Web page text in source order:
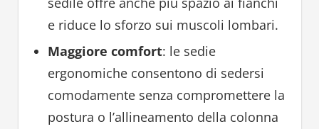
e riduce lo sforzo sui muscoli lombari.
Maggiore comfort: le sedie
ergonomiche consentono di sedersi
comodamente senza compromettere la
postura o l’allineamento della colonna